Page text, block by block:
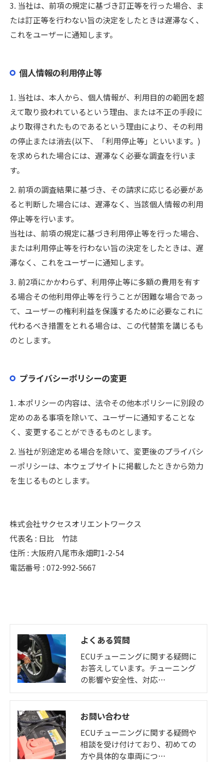
3. 当社は、前項の規定に基づき訂正等を行った場合、ま
たは訂正等を行わない旨の決定をしたときは遅滞なく、
これをユーザーに通知します。
個人情報の利用停止等
1. 当社は、本人から、個人情報が、利用目的の範囲を超
えて取り扱われているという理由、または不正の手段に
より取得されたものであるという理由により、その利用
の停止または消去(以下、「利用停止等」といいます。)
を求められた場合には、遅滞なく必要な調査を行いま
す。
2. 前項の調査結果に基づき、その請求に応じる必要があ
ると判断した場合には、遅滞なく、当該個人情報の利用
停止等を行います。
当社は、前項の規定に基づき利用停止等を行った場合、
または利用停止等を行わない旨の決定をしたときは、遅
滞なく、これをユーザーに通知します。
3. 前2項にかかわらず、利用停止等に多額の費用を有す
る場合その他利用停止等を行うことが困難な場合であっ
て、ユーザーの権利利益を保護するために必要なこれに
代わるべき措置をとれる場合は、この代替策を講じるも
のとします。
プライバシーポリシーの変更
1. 本ポリシーの内容は、法令その他本ポリシーに別段の
定めのある事項を除いて、ユーザーに通知することな
く、変更することができるものとします。
2. 当社が別途定める場合を除いて、変更後のプライバシ
ーポリシーは、本ウェブサイトに掲載したときから効力
を生じるものとします。
株式会社サクセスオリエントワークス
代表名 : 日比 竹誌
住所 : 大阪府八尾市永畑町1-2-54
電話番号 : 072-992-5667
よくある質問
ECUチューニングに関する疑問に
お答えしています。チューニング
の影響や安全性、対応…
お問い合わせ
ECUチューニングに関する疑問や
相談を受け付けており、初めての
方や具体的な車両につ…